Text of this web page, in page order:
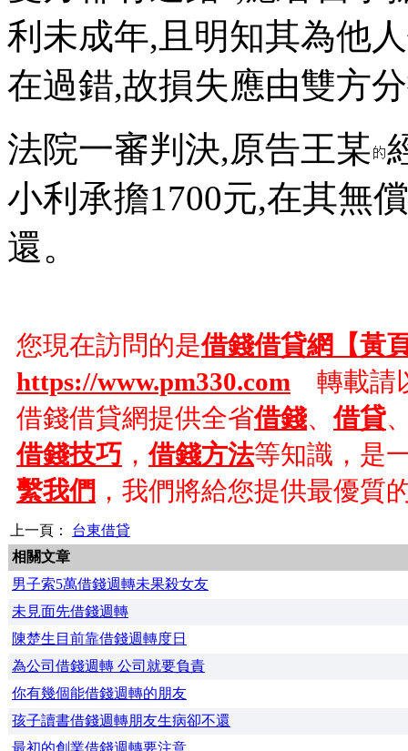
利未成年,且明知其為他
在過錯,故損失應由雙方
法院一審判決,原告王某
小利承擔1700元,在其無
還。
您現在訪問的是借錢借貸網【黃
https://www.pm330.com 轉載請
借錢借貸網提供全省借錢、借貸
借錢技巧 ，借錢方法等知識，是
繫我們 ，我們將給您提供最優質
上一頁： 台東借貸
相關文章
男子索5萬借錢週轉未果殺女友
未見面先借錢週轉
陳楚生目前靠借錢週轉度日
為公司借錢週轉 公司就要負責
你有幾個能借錢週轉的朋友
孩子讀書借錢週轉朋友生病卻不還
最初的創業借錢週轉要注意